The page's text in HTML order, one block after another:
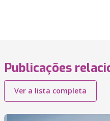
Publicações
Ver a lista completa